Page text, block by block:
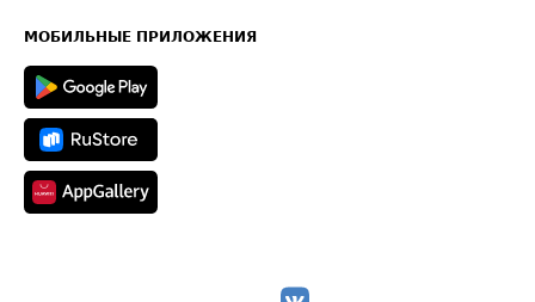
Техническая информация
МОБИЛЬНЫЕ ПРИЛОЖЕНИЯ